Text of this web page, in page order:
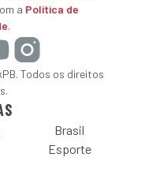
a Política de
.
Todos os direitos
Brasil
Esporte